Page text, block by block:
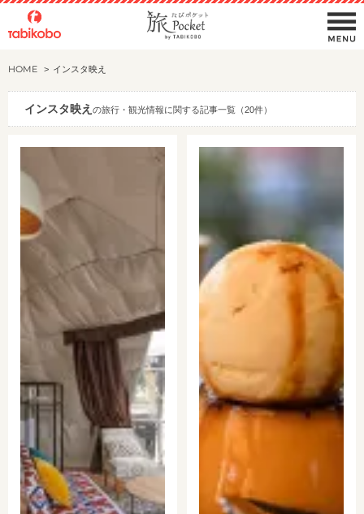
HOME インスタ映え
インスタ映え の旅行・観光情報に関する記事一覧（20件）